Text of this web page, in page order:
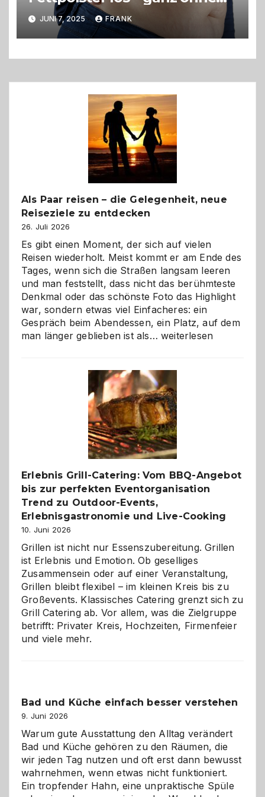
OP?
JUNI 7, 2025 FRANK
Als Paar reisen – die Gelegenheit, neue
Reiseziele zu entdecken
26. Juli 2026
Es gibt einen Moment, der sich auf vielen
Reisen wiederholt. Meist kommt er am Ende des
Tages, wenn sich die Straßen langsam leeren
und man feststellt, dass nicht das berühmteste
Denkmal oder das schönste Foto das Highlight
war, sondern etwas viel Einfacheres: ein
Gespräch beim Abendessen, ein Platz, auf dem
man länger geblieben ist als… Als
–
die
Gelegenheit,
neue
Reiseziele
zu
entdecken
weiterlesen
Erlebnis Grill-Catering: Vom BBQ-Angebot
bis zur perfekten Eventorganisation
Trend zu Outdoor-Events,
Erlebnisgastronomie und Live-Cooking
10. Juni 2026
Grillen ist nicht nur Essenszubereitung. Grillen
ist Erlebnis und Emotion. Ob geselliges
Zusammensein oder auf einer Veranstaltung,
Grillen bleibt flexibel – im kleinen Kreis bis zu
Großevents. Klassisches Catering grenzt sich zu
Grill Catering ab. Vor allem, was die Zielgruppe
betrifft: Privater Kreis, Hochzeiten, Firmenfeier
und viele mehr.
Bad und Küche einfach besser verstehen
9. Juni 2026
Warum gute Ausstattung den Alltag verändert
Bad und Küche gehören zu den Räumen, die
wir jeden Tag nutzen und oft erst dann bewusst
wahrnehmen, wenn etwas nicht funktioniert.
Ein tropfender Hahn, eine unpraktische Spüle